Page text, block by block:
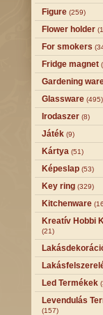
Figure (259)
Flower holder
For smokers
Fridge magnet
Gardening
Glassware (495)
Irodaszer (8)
Játék (9)
Kártya (51)
Képeslap (53)
Key ring (329)
Kitchenware
Kreatív Hobbi
(21)
Led Termékek
Levendulás
(157)